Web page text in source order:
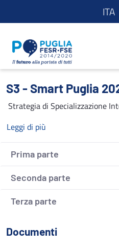
ITA
S3 - Smart Puglia
S3 - Smart Puglia
Strategia di Specializzazione
Leggi di più
Prima parte
Seconda parte
Terza parte
Documenti